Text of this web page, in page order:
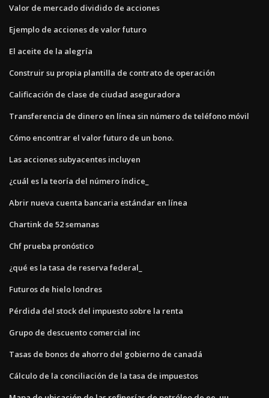
Valor de mercado dividido de acciones
Ejemplo de acciones de valor futuro
El aceite de la alegría
Construir su propia plantilla de contrato de operación
Calificación de clase de ciudad aseguradora
Transferencia de dinero en línea sin número de teléfono móvil
Cómo encontrar el valor futuro de un bono.
Las acciones subyacentes incluyen
¿cuál es la teoría del número índice_
Abrir nueva cuenta bancaria estándar en línea
Chartink de 52 semanas
Chf prueba pronóstico
¿qué es la tasa de reserva federal_
Futuros de hielo londres
Pérdida del stock del impuesto sobre la renta
Grupo de descuento comercial inc
Tasas de bonos de ahorro del gobierno de canadá
Cálculo de la conciliación de la tasa de impuestos